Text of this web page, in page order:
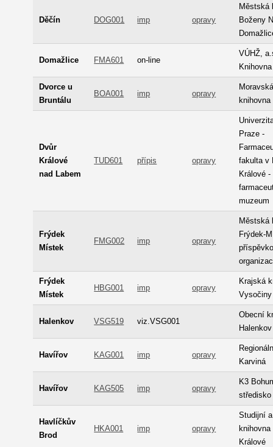
Děčín DOG001 imp opravy
Městská
Boženy
Domažlice FMA601 on-line
VÚHŽ,
Knihovna
Dvorce u
Bruntálu
BOA001 imp opravy
knihovna
Dvůr
Králové
nad Labem
TUD601 přípis opravy
Praze -
fakulta v
Králové
muzeum
Frýdek
Místek
FMG002 imp opravy
Městská
Frýdek-
Frýdek
Místek
HBG001 imp opravy
Krajská
Vysočiny
Halenkov VSG519 viz.VSG001
Obecní
Halenkov
Havířov KAG001 imp opravy
Karviná
Havířov KAG505 imp opravy
K3
Havlíčkův
Brod
HKA001 imp opravy
Studijní
Králové